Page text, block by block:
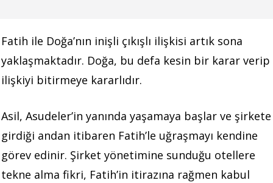
Fatih ile Doğa’nın inişli çıkışlı ilişkisi artık sona
yaklaşmaktadır. Doğa, bu defa kesin bir karar verip
ilişkiyi bitirmeye kararlıdır.
Asil, Asudeler’in yanında yaşamaya başlar ve şirkete
girdiği andan itibaren Fatih’le uğraşmayı kendine
görev edinir. Şirket yönetimine sunduğu otellere
tekne alma fikri, Fatih’in itirazına rağmen kabul